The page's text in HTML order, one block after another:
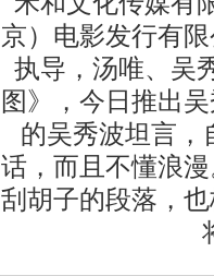
京）电影发行有
执导，汤唯、吴
图》，今日推出
的吴秀波坦言，
话，而且不懂浪
刮胡子的段落，